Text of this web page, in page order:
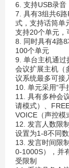
6. 支持USB录音
7. 具有3组共6
式，支持话筒单
支持20个单元，
8. 同时具有4路
100个单元
9. 单台主机通过
会议扩展主机（
议系统最多可接
10. 单元采用“
11. 具有多种会
请模式）、
VOICE（声控模
12. 发言人数限
设置为1-8不同
13. 发言时间限
0-1000S），并
受限制